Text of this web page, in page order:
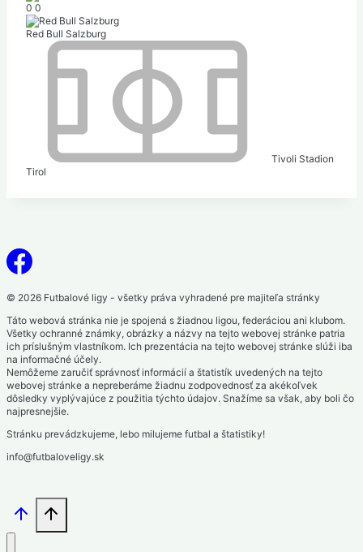
0 0
Red Bull Salzburg
Tivoli Stadion
Tirol
© 2026 Futbalové ligy - všetky práva vyhradené pre majiteľa stránky
Táto webová stránka nie je spojená s žiadnou ligou, federáciou ani klubom.
Všetky ochranné známky, obrázky a názvy na tejto webovej stránke patria
ich príslušným vlastníkom. Ich prezentácia na tejto webovej stránke slúži iba
na informačné účely.
Nemôžeme zaručiť správnosť informácií a štatistík uvedených na tejto
webovej stránke a nepreberáme žiadnu zodpovednosť za akékoľvek
dôsledky vyplývajúce z použitia týchto údajov. Snažíme sa však, aby boli čo
najpresnejšie.
Stránku prevádzkujeme, lebo milujeme futbal a štatistiky!
info@futbaloveligy.sk